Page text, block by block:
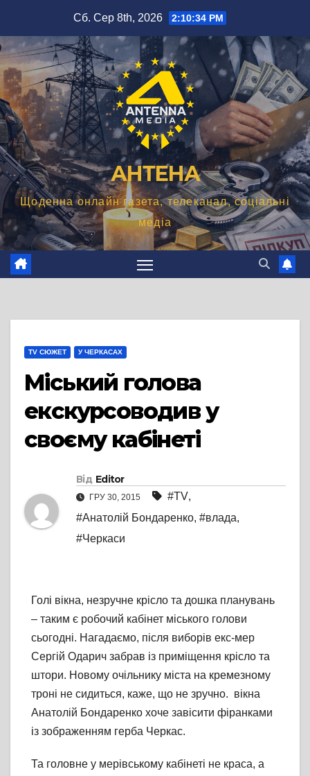
вмісту
Сб. Сер 8th, 2026 2:10:36 PM
АНТЕНА
Щоденна онлайн газета, телеканал, соціальні
медіа
TV СЮЖЕТ У ЧЕРКАСАХ
Міський голова
екскурсоводив у
своєму кабінеті
Від Editor
ГРУ 30, 2015 #TV,
#Анатолій Бондаренко, #влада,
#Черкаси
Голі вікна, незручне крісло та дошка планувань
– таким є робочий кабінет міського голови
сьогодні. Нагадаємо, після виборів екс-мер
Сергій Одарич забрав із приміщення крісло та
штори. Новому очільнику міста на кремезному
троні не сидиться, каже, що не зручно. вікна
Анатолій Бондаренко хоче завісити фіранками
із зображенням герба Черкас.
Та головне у мерівському кабінеті не краса, а